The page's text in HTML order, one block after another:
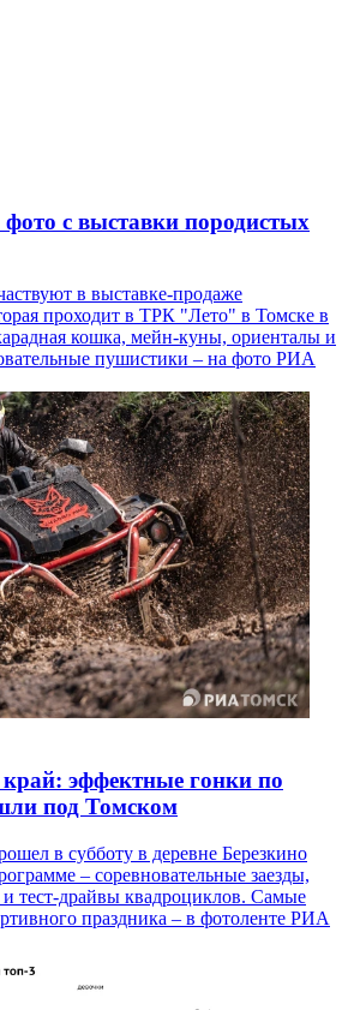
с выставки породистых
в выставке-продаже
проходит в ТРК "Лето" в Томске в
кошка, мейн-куны, ориенталы и
пушистики – на фото РИА
эффектные гонки по
под Томском
в субботу в деревне Березкино
– соревновательные заезды,
тест-драйвы квадроциклов. Самые
праздника – в фотоленте РИА